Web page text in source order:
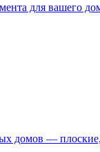
для вашего
домов —